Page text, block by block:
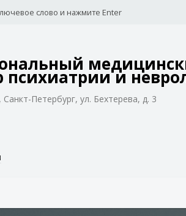
психиатрии и
Санкт-Петербург, ул. Бехтерева, д. 3